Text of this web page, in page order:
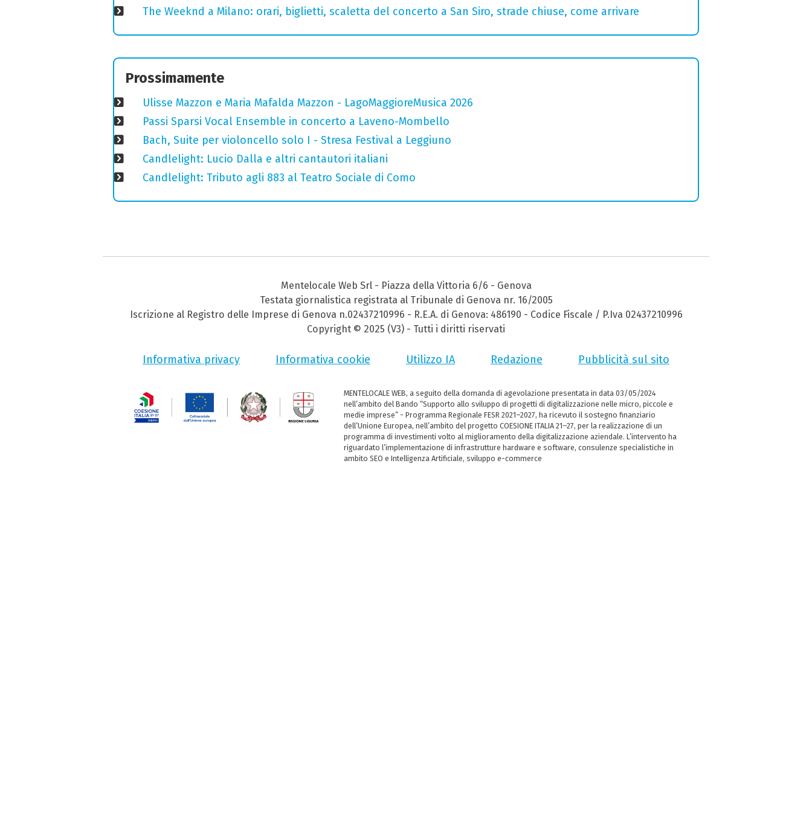
The Weeknd a Milano: orari, biglietti, scaletta del concerto a San Siro, strade chiuse, come arrivare
Prossimamente
Ulisse Mazzon e Maria Mafalda Mazzon - LagoMaggioreMusica 2026
Passi Sparsi Vocal Ensemble in concerto a Laveno-Mombello
Bach, Suite per violoncello solo I - Stresa Festival a Leggiuno
Candlelight: Lucio Dalla e altri cantautori italiani
Candlelight: Tributo agli 883 al Teatro Sociale di Como
Mentelocale Web Srl - Piazza della Vittoria 6/6 - Genova
Testata giornalistica registrata al Tribunale di Genova nr. 16/2005
Iscrizione al Registro delle Imprese di Genova n.02437210996 - R.E.A. di Genova: 486190 - Codice Fiscale / P.Iva 02437210996
Copyright © 2025 (V3) - Tutti i diritti riservati
Informativa privacy Informativa cookie Utilizzo IA Redazione Pubblicità sul sito
MENTELOCALE WEB, a seguito della domanda di agevolazione presentata in data 03/05/2024
nell’ambito del Bando “Supporto allo sviluppo di progetti di digitalizzazione nelle micro, piccole e
medie imprese” - Programma Regionale FESR 2021–2027, ha ricevuto il sostegno finanziario
dell’Unione Europea, nell’ambito del progetto COESIONE ITALIA 21–27, per la realizzazione di un
programma di investimenti volto al miglioramento della digitalizzazione aziendale. L’intervento ha
riguardato l’implementazione di infrastrutture hardware e software, consulenze specialistiche in
ambito SEO e Intelligenza Artificiale, sviluppo e-commerce